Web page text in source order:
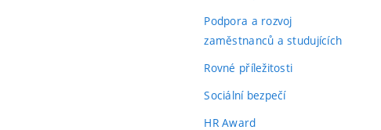
Podpora a rozvoj
zaměstnanců a studujících
Rovné příležitosti
Sociální bezpečí
HR Award